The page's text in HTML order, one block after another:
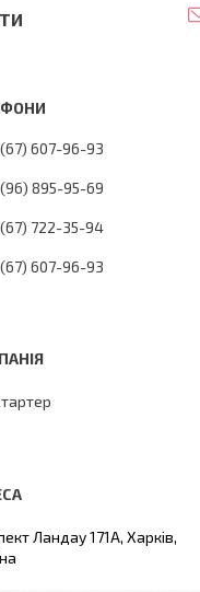
607-96-93
895-95-69
722-35-94
607-96-93
Ландау 171А, Харків,